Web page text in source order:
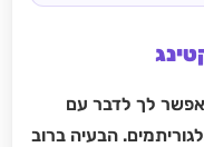
לך לדבר עם
הבעיה ברוב